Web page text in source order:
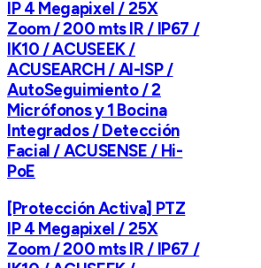
IP 4 Megapixel / 25X
Zoom / 200 mts IR / IP67 /
IK10 / ACUSEEK /
ACUSEARCH / AI-ISP /
AutoSeguimiento / 2
Micrófonos y 1 Bocina
Integrados / Detección
Facial / ACUSENSE / Hi-
PoE
[Protección Activa] PTZ
IP 4 Megapixel / 25X
Zoom / 200 mts IR / IP67 /